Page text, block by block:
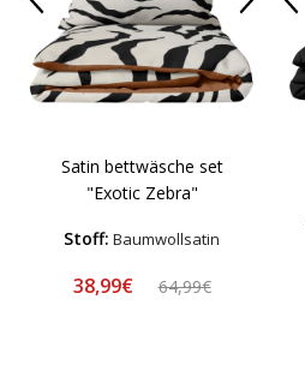
Satin bettwäsche set
"Exotic Zebra"
Stoff: Baumwollsatin
38,99€ 64,99€